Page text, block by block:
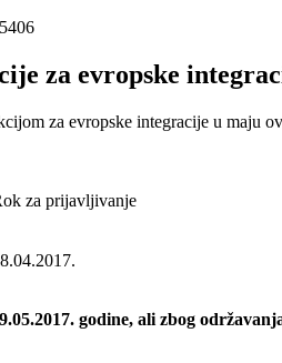
za evropske
za evropske integracije u
za prijavljivanje
godine, ali zbog